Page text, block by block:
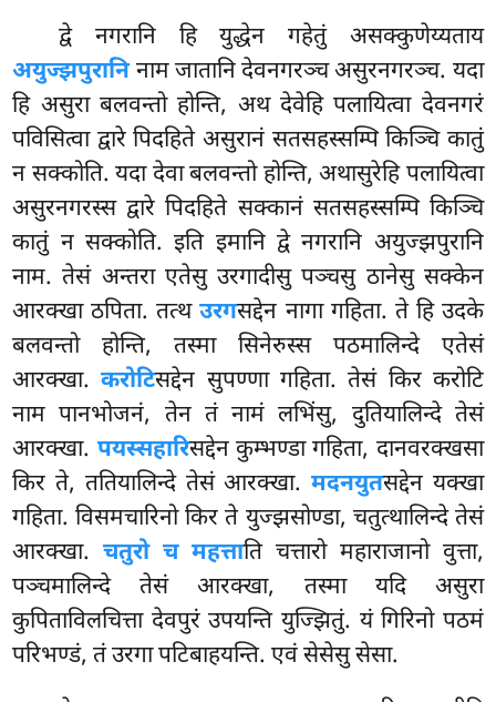
द्वे नगरानि हि युद्धेन गहेतुं असक्कुणेय्यताय
अयुज्झपुरानिनाम जातानि देवनगरञ्च असुरनगरञ्च. यदा
हि असुरा बलवन्तो होन्ति, अथ देवेहि पलायित्वा देवनगरं
पविसित्वा द्वारे पिदहिते असुरानं सतसहस्सम्पि किञ्चि कातुं
न सक्कोति. यदा देवा बलवन्तो होन्ति, अथासुरेहि पलायित्वा
असुरनगरस्स द्वारे पिदहिते सक्कानं सतसहस्सम्पि किञ्चि
कातुं न सक्कोति. इति इमानि द्वे नगरानि अयुज्झपुरानि
नाम. तेसं अन्तरा एतेसु उरगादीसु पञ्चसु ठानेसु सक्केन
आरक्खा ठपिता. तत्थउरगसद्देन नागा गहिता. ते हि उदके
बलवन्तो होन्ति, तस्मा सिनेरुस्स पठमालिन्दे एतेसं
आरक्खा.करोटिसद्देन सुपण्णा गहिता. तेसं किर करोटि
नाम पानभोजनं, तेन तं नामं लभिंसु, दुतियालिन्दे तेसं
आरक्खा. पयस्सहारिसद्देन कुम्भण्डा गहिता, दानवरक्खसा
किर ते, ततियालिन्दे तेसं आरक्खा.मदनयुतसद्देन यक्खा
गहिता. विसमचारिनो किर ते युज्झसोण्डा, चतुत्थालिन्दे तेसं
आरक्खा.चतुरो च महत्ताति चत्तारो महाराजानो वुत्ता,
पञ्चमालिन्दे तेसं आरक्खा, तस्मा यदि असुरा
कुपिताविलचित्ता देवपुरं उपयन्ति युज्झितुं. यं गिरिनो पठमं
परिभण्डं, तं उरगा पटिबाहयन्ति. एवं सेसेसु सेसा.